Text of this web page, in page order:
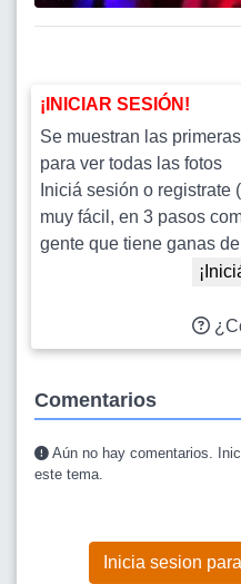
¡INICIAR SESIÓN!
Se muestran las
para ver todas las fotos
Iniciá sesión o
muy fácil, en 3 pasos
gente que tiene ganas
Comentarios
Aún no hay comentarios.
este tema.
Inicia sesion